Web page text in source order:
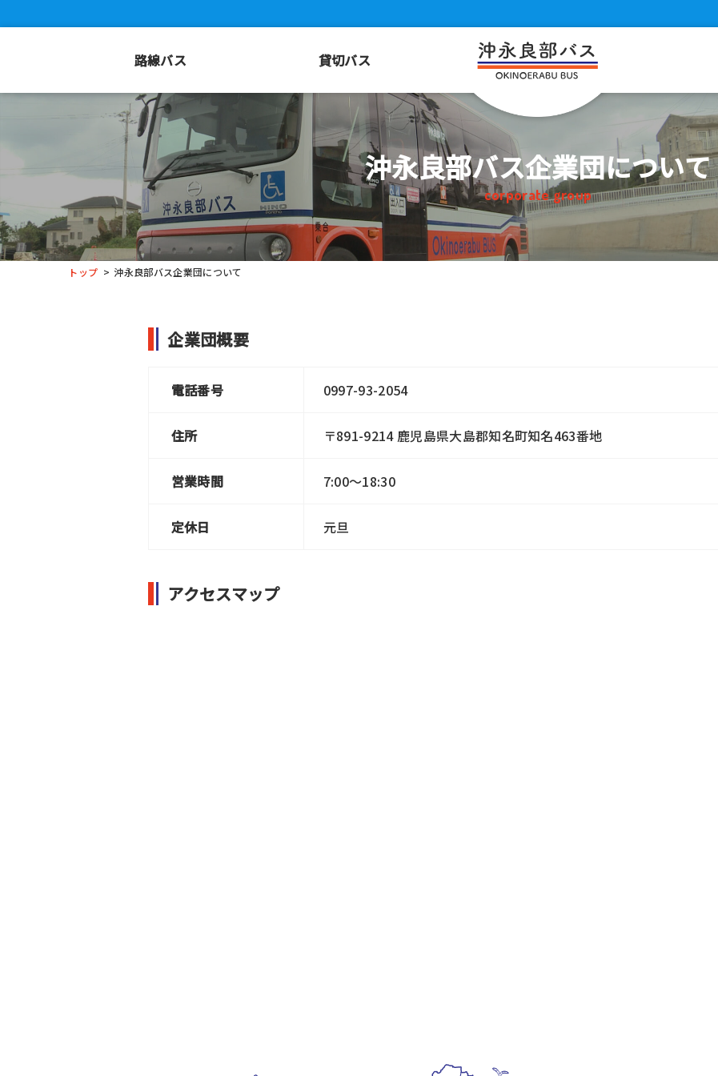
路線バス 貸切バス
沖永良部バス企業団について
corporate group
トップ 沖永良部バス企業団について
企業団概要
電話番号 0997-93-2054
住所 〒891-9214 鹿児島県大島郡知名町知名463番地
営業時間 7:00～18:30
定休日 元旦
アクセスマップ